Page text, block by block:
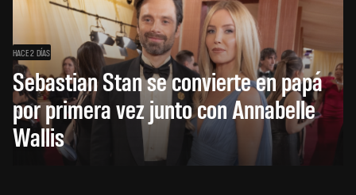
HACE 2 DÍAS
Sebastian Stan se convierte en papá
por primera vez junto con Annabelle
Wallis